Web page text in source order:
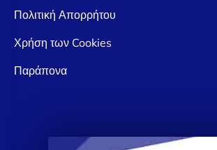
Πολιτική Απορρήτου
Χρήση των Cookies
Παράπονα